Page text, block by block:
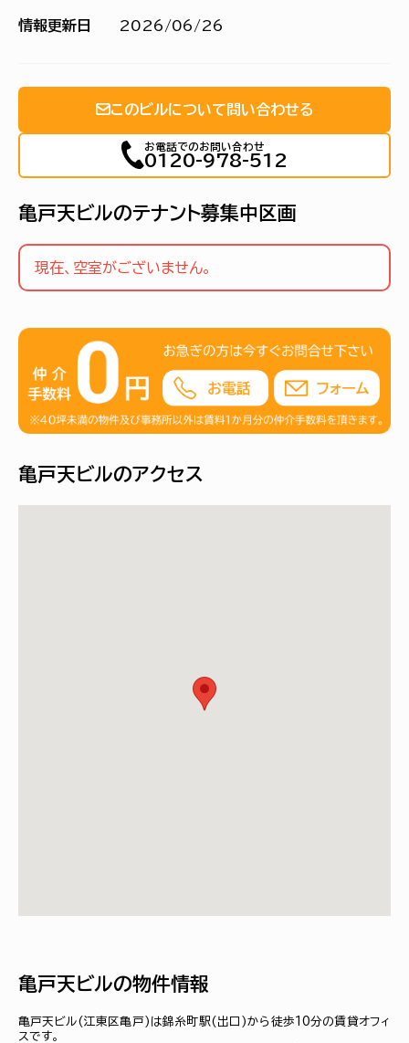
情報更新日 2026/06/26
このビルについて問い合わせる
お電話でのお問い合わせ
0120-978-512
亀戸天ビルのテナント募集中区画
現在、空室がございません。
亀戸天ビルのアクセス
亀戸天ビルの物件情報
亀戸天ビル(江東区亀戸)は錦糸町駅(出口)から徒歩10分の賃貸オフィ
スです。